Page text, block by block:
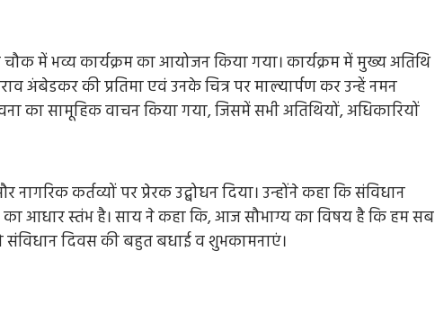
में भव्य कार्यक्रम का आयोजन किया गया। कार्यक्रम में मुख्य अतिथि
अंबेडकर की प्रतिमा एवं उनके चित्र पर माल्यार्पण कर उन्हें नमन
का सामूहिक वाचन किया गया, जिसमें सभी अतिथियों, अधिकारियों
कर्तव्यों पर प्रेरक उद्बोधन दिया। उन्होंने कहा कि संविधान
आधार स्तंभ है। साय ने कहा कि, आज सौभाग्य का विषय है कि हम सब
संविधान दिवस की बहुत बधाई व शुभकामनाएं।